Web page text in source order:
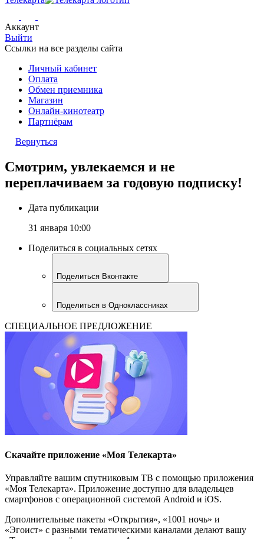
Аккаунт
Выйти
Ссылки на все разделы сайта
Личный кабинет
Оплата
Обмен приемника
Магазин
Онлайн-кинотеатр
Партнёрам
Вернуться
Смотрим, увлекаемся и не
переплачиваем за годовую подписку!
Дата публикации
31 января 10:00
Поделиться в социальных сетях
Поделиться Вконтакте
Поделиться в Одноклассниках
СПЕЦИАЛЬНОЕ ПРЕДЛОЖЕНИЕ
Скачайте приложение «Моя Телекарта»
Управляйте вашим спутниковым ТВ с помощью приложения
«Моя Телекарта». Приложение доступно для владельцев
смартфонов с операционной системой Android и iOS.
Дополнительные пакеты «Открытия», «1001 ночь» и
«Эгоист» с разными тематическими каналами делают вашу